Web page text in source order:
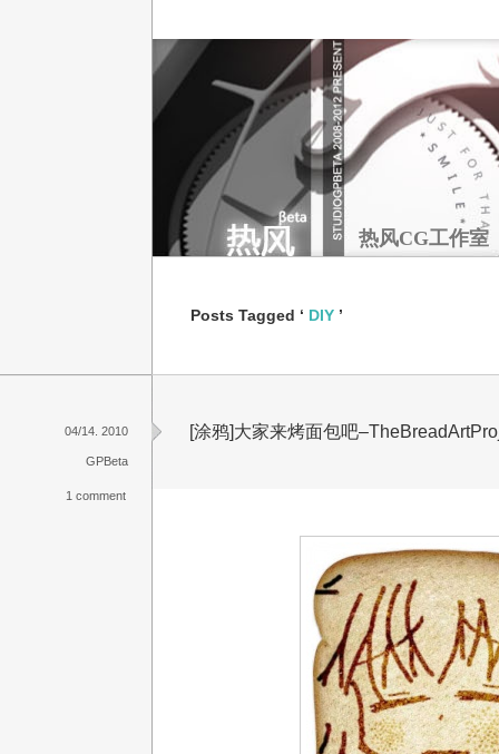
热风CG工作室
Posts Tagged ‘ DIY ’
[涂鸦]大家来烤面包吧
04/14. 2010
GPBeta
1 comment